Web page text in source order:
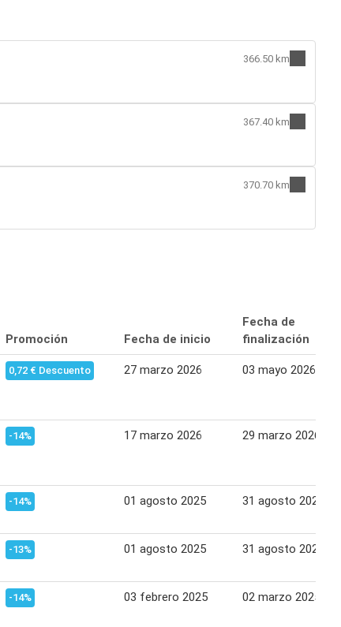
366.50 km
367.40 km
370.70 km
Promoción Fecha de inicio
Fecha de
finalización
0,72 € Descuento 27 marzo 2026 03 mayo 2026
-14% 17 marzo 2026 29 marzo 2026
-14% 01 agosto 2025 31 agosto 2025
-13% 01 agosto 2025 31 agosto 2025
-14% 03 febrero 2025 02 marzo 2025